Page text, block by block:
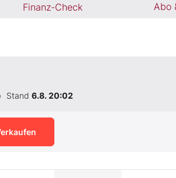
Finanz-Check Abo
Stand 6.8. 20:02